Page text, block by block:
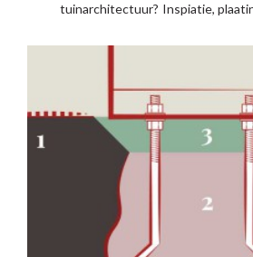
tuinarchitectuur? Inspiatie,